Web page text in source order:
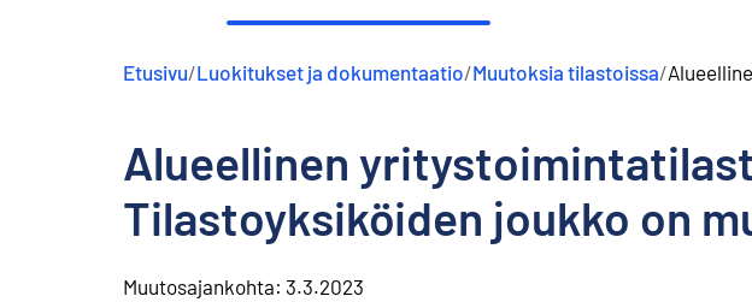
Etusivu/Luokitukset ja dokumentaatio/Muutoksia tilastoissa/
Alueellinen
Tilastoyksiköiden joukko on
Muutosajankohta: 3.3.2023